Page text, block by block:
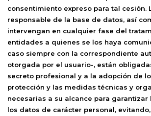
consentimiento expreso para tal cesión.
responsable de la base de datos, así
intervengan en cualquier fase del
entidades a quienes se los haya
caso siempre con la correspondiente
otorgada por el usuario-, están
secreto profesional y a la adopción de
protección y las medidas técnicas y
necesarias a su alcance para
los datos de carácter personal,